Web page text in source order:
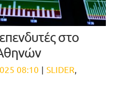
στο
08:10 | SLIDER,